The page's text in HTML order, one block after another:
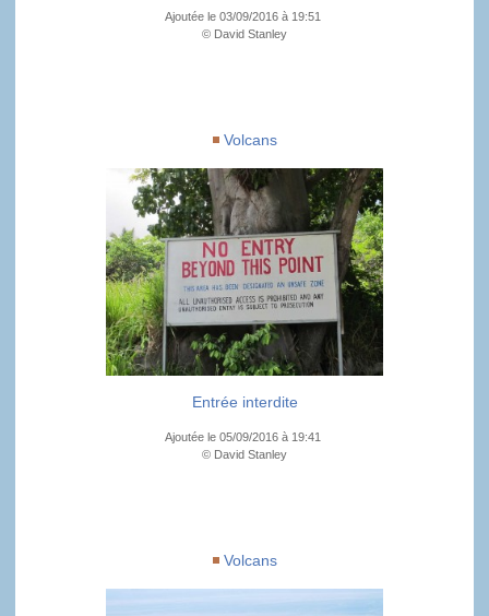
Ajoutée le 03/09/2016 à 19:51
© David Stanley
Volcans
Entrée interdite
Ajoutée le 05/09/2016 à 19:41
© David Stanley
Volcans